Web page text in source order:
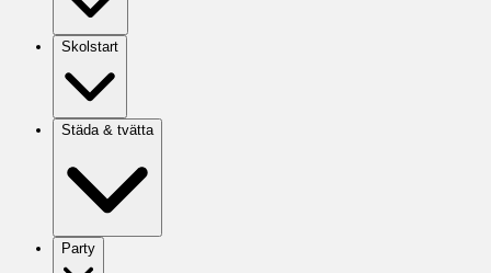
Skolstart
Städa & tvätta
Party